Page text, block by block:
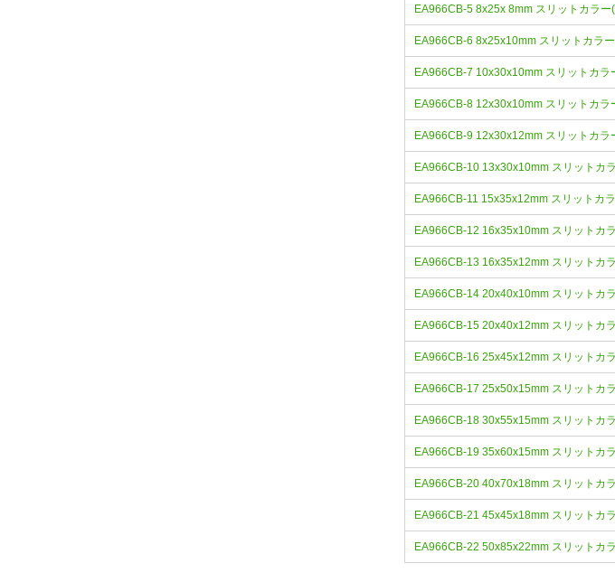
EA966CB-5 8x25x 8mm スリットカラー
EA966CB-6 8x25x10mm スリットカラ
EA966CB-7 10x30x10mm スリットカラ
EA966CB-8 12x30x10mm スリットカラ
EA966CB-9 12x30x12mm スリットカラ
EA966CB-10 13x30x10mm スリットカ
EA966CB-11 15x35x12mm スリットカ
EA966CB-12 16x35x10mm スリットカ
EA966CB-13 16x35x12mm スリットカ
EA966CB-14 20x40x10mm スリットカ
EA966CB-15 20x40x12mm スリットカ
EA966CB-16 25x45x12mm スリットカ
EA966CB-17 25x50x15mm スリットカ
EA966CB-18 30x55x15mm スリットカ
EA966CB-19 35x60x15mm スリットカ
EA966CB-20 40x70x18mm スリットカ
EA966CB-21 45x45x18mm スリットカ
EA966CB-22 50x85x22mm スリットカ